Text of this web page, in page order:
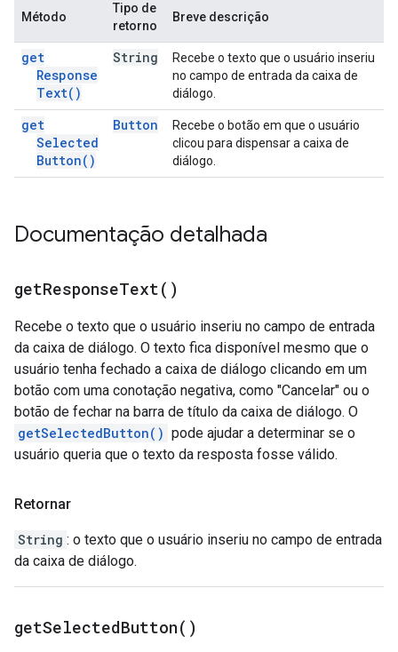
Método
Tipo de
retorno
Breve descrição
get
Response
Text( )
String
Recebe o texto que o usuário inseriu
no campo de entrada da caixa de
diálogo.
get
Selected
Button( )
Button
Recebe o botão em que o usuário
clicou para dispensar a caixa de
diálogo.
Documentação detalhada
getResponseText( )
Recebe o texto que o usuário inseriu no campo de entrada
da caixa de diálogo. O texto fica disponível mesmo que o
usuário tenha fechado a caixa de diálogo clicando em um
botão com uma conotação negativa, como "Cancelar" ou o
botão de fechar na barra de título da caixa de diálogo. O
getSelectedButton() pode ajudar a determinar se o
usuário queria que o texto da resposta fosse válido.
Retornar
String : o texto que o usuário inseriu no campo de entrada
da caixa de diálogo.
getSelectedButton( )